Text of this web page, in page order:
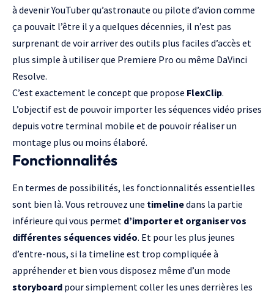
à devenir YouTuber qu’astronaute ou pilote d’avion comme
ça pouvait l’être il y a quelques décennies, il n’est pas
surprenant de voir arriver des outils plus faciles d’accès et
plus simple à utiliser que Premiere Pro ou même DaVinci
Resolve.
C’est exactement le concept que propose FlexClip.
L’objectif est de pouvoir importer les séquences vidéo prises
depuis votre terminal mobile et de pouvoir réaliser un
montage plus ou moins élaboré.
Fonctionnalités
En termes de possibilités, les fonctionnalités essentielles
sont bien là. Vous retrouvez une timelinedans la partie
inférieure qui vous permet d’importer et organiser vos
différentes séquences vidéo. Et pour les plus jeunes
d’entre-nous, si la timeline est trop compliquée à
appréhender et bien vous disposez même d’un mode
storyboard pour simplement coller les unes derrières les